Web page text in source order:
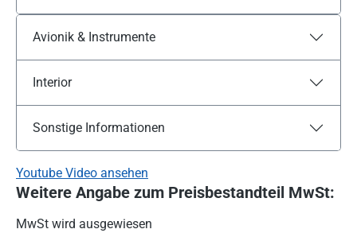
Avionik & Instrumente
Interior
Sonstige Informationen
Youtube Video ansehen
Weitere Angabe zum Preisbestandteil MwSt:
MwSt wird ausgewiesen